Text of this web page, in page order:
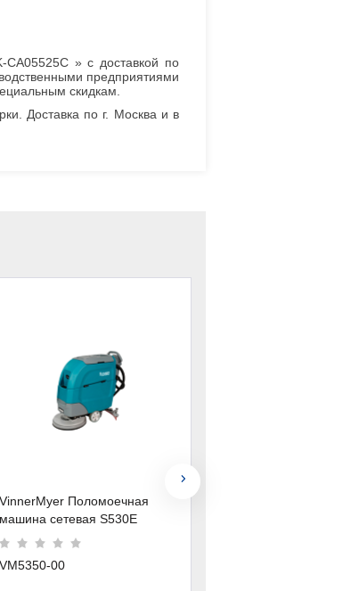
CA05525C » с доставкой по
предприятиями
скидкам.
Доставка по г. Москва и в
VinnerMyer Поломоечная
машина сетевая S530E
VM5350-00